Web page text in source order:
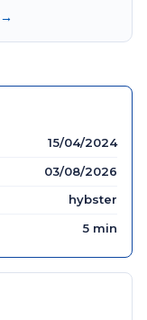
→
15/04/2024
03/08/2026
hybster
5 min